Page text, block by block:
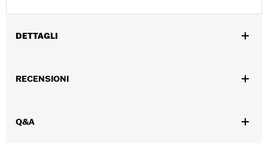
DETTAGLI
Istruzioni di installazione
posteriore
RECENSIONI
Q&A